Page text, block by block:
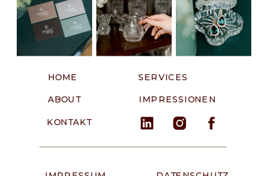
HOME
ABOUT
IMPRESSIONEN
KONTAKT
SERVICES